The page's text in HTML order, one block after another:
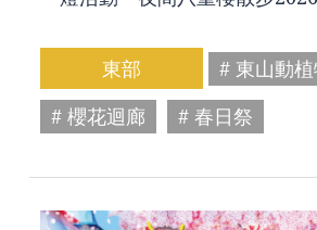
東部
# 東山動
# 櫻花迴廊
# 春日祭